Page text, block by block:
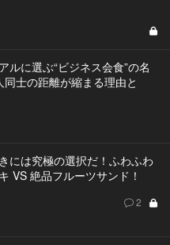
ルに選ぶ“ビジネス会食”の名
同士の距離が縮まる理由と
には究極の選択だ！ふわふわ
VS 絶品フルーツサンド！
2